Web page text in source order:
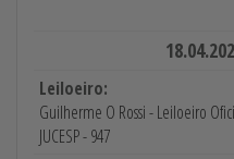
Leiloeiro:
Guilherme O Rossi - Leiloeiro
JUCESP - 947